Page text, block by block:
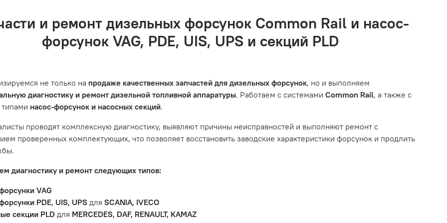
правильность ввода информации: позиции заказа, выбор местоположения, данные о покупателе. Нажмите
заказ»
по России и СНГ транспортной компанией, которая удобна вам.
по адресу: Челябинск, ул. Героев Танкограда, 71П
основными правилами обслуживания и эксплуатации вашего автомобиля.
центр не несет ответственности за неисправности, вызванные нарушением правил обслуживания или
автомобиля. Если у вас возникнут проблемы с отремонтированной системой, мы обязательно разберемся в
распространяется на следующие случаи:
срок.
расходным материалом, который подвержен естественному износу. Это включает тормозные колодки,
свечи зажигания и т.д.
вызваны ДТП, неправильной установкой или чрезмерным износом.
и ремонт дизельных форсунок Common Rail и насос-
форсунок VAG, PDE, UIS, UPS и секций PLD
не только на продаже качественных запчастей для дизельных форсунок, но и выполняем
диагностику и ремонт дизельной топливной аппаратуры. Работаем с системами Common Rail, а также с
насос-форсунок и насосных секций.
проводят комплексную диагностику, выявляют причины неисправностей и выполняют ремонт с
проверенных комплектующих, что позволяет восстановить заводские характеристики форсунок и продлить
диагностику и ремонт следующих типов:
VAG
PDE, UIS, UPS для SCANIA, IVECO
секции PLDдля MERCEDES, DAF, RENAULT, KAMAZ